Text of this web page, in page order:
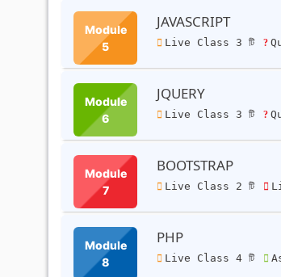
Module
5
JAVASCRIPT
Live Class 3 টি
Module
6
JQUERY
Live Class 3 টি
Module
7
BOOTSTRAP
Live Class 2 টি
Module
8
PHP
Live Class 4 টি